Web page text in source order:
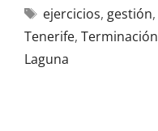
ejercicios, gestión,
Tenerife, Terminación
Laguna